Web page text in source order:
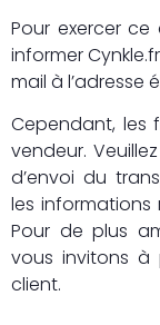
Pour exercer
informer
mail à l’adresse
Cependant, les
vendeur.
d’envoi du
les informations
Pour de plus
vous invitons à
client.